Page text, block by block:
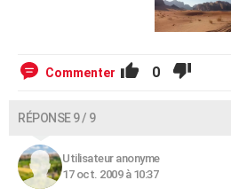
Commenter 0
RÉPONSE 9 / 9
Utilisateur anonyme
17 oct. 2009 à 10:37